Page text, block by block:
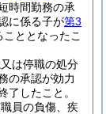
時間勤務の承
に係る子が第3
ととなったこ
は停職の処分
の承認が効力
了したこと。
員の負傷、疾